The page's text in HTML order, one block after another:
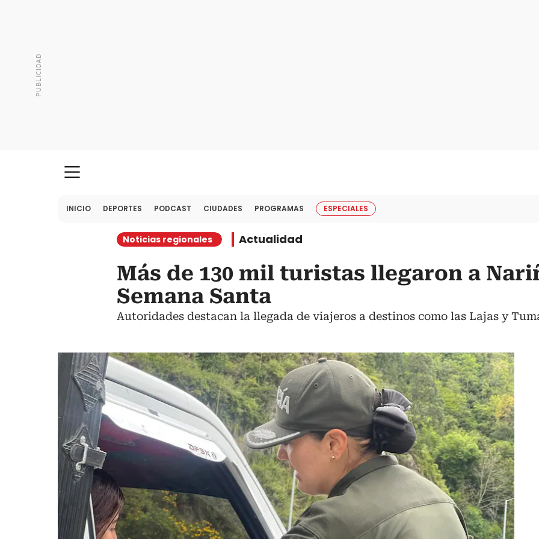
INICIO DEPORTES PODCAST CIUDADES PROGRAMAS ESPECIALES
Noticias regionales Actualidad
Más de 130 mil turistas llegaron a
Semana Santa
Autoridades destacan la llegada de viajeros a destinos como las Lajas y